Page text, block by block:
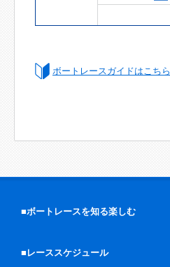
ボートレースガイドはこちら
■ボートレースを知る楽しむ
■レーススケジュール